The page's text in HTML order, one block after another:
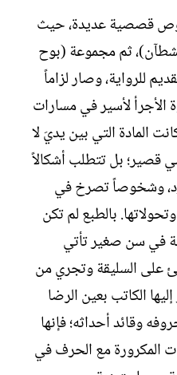
قصصية عديدة، حيث
ثم مجموعة (بوح
للرواية، وصار لزاماً
لأسير في مسارات
المادة التي بين يديَ لا
بل تتطلب أشكالاً
وشخوصاً تصرخ في
بالطبع لم تكن
في سن صغير تأتي
على السليقة وتجري من
الكاتب بعين الرضا
وقائد أحداثه؛ فإنها
المكرورة مع الحرف في